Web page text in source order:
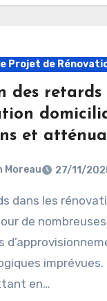
Projet de
des retards
et
Moreau 27/11/
de
en…